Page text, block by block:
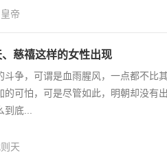
皇帝
慈禧这样的女性出现
争，可谓是血雨腥风，一点都不比
可怕，可是尽管如此，明朝却没有出
底...
天